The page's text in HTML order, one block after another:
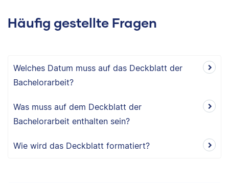
Häufig gestellte Fragen
Welches Datum muss auf das Deckblatt der
Bachelorarbeit?
Was muss auf dem Deckblatt der
Bachelorarbeit enthalten sein?
Wie wird das Deckblatt formatiert?